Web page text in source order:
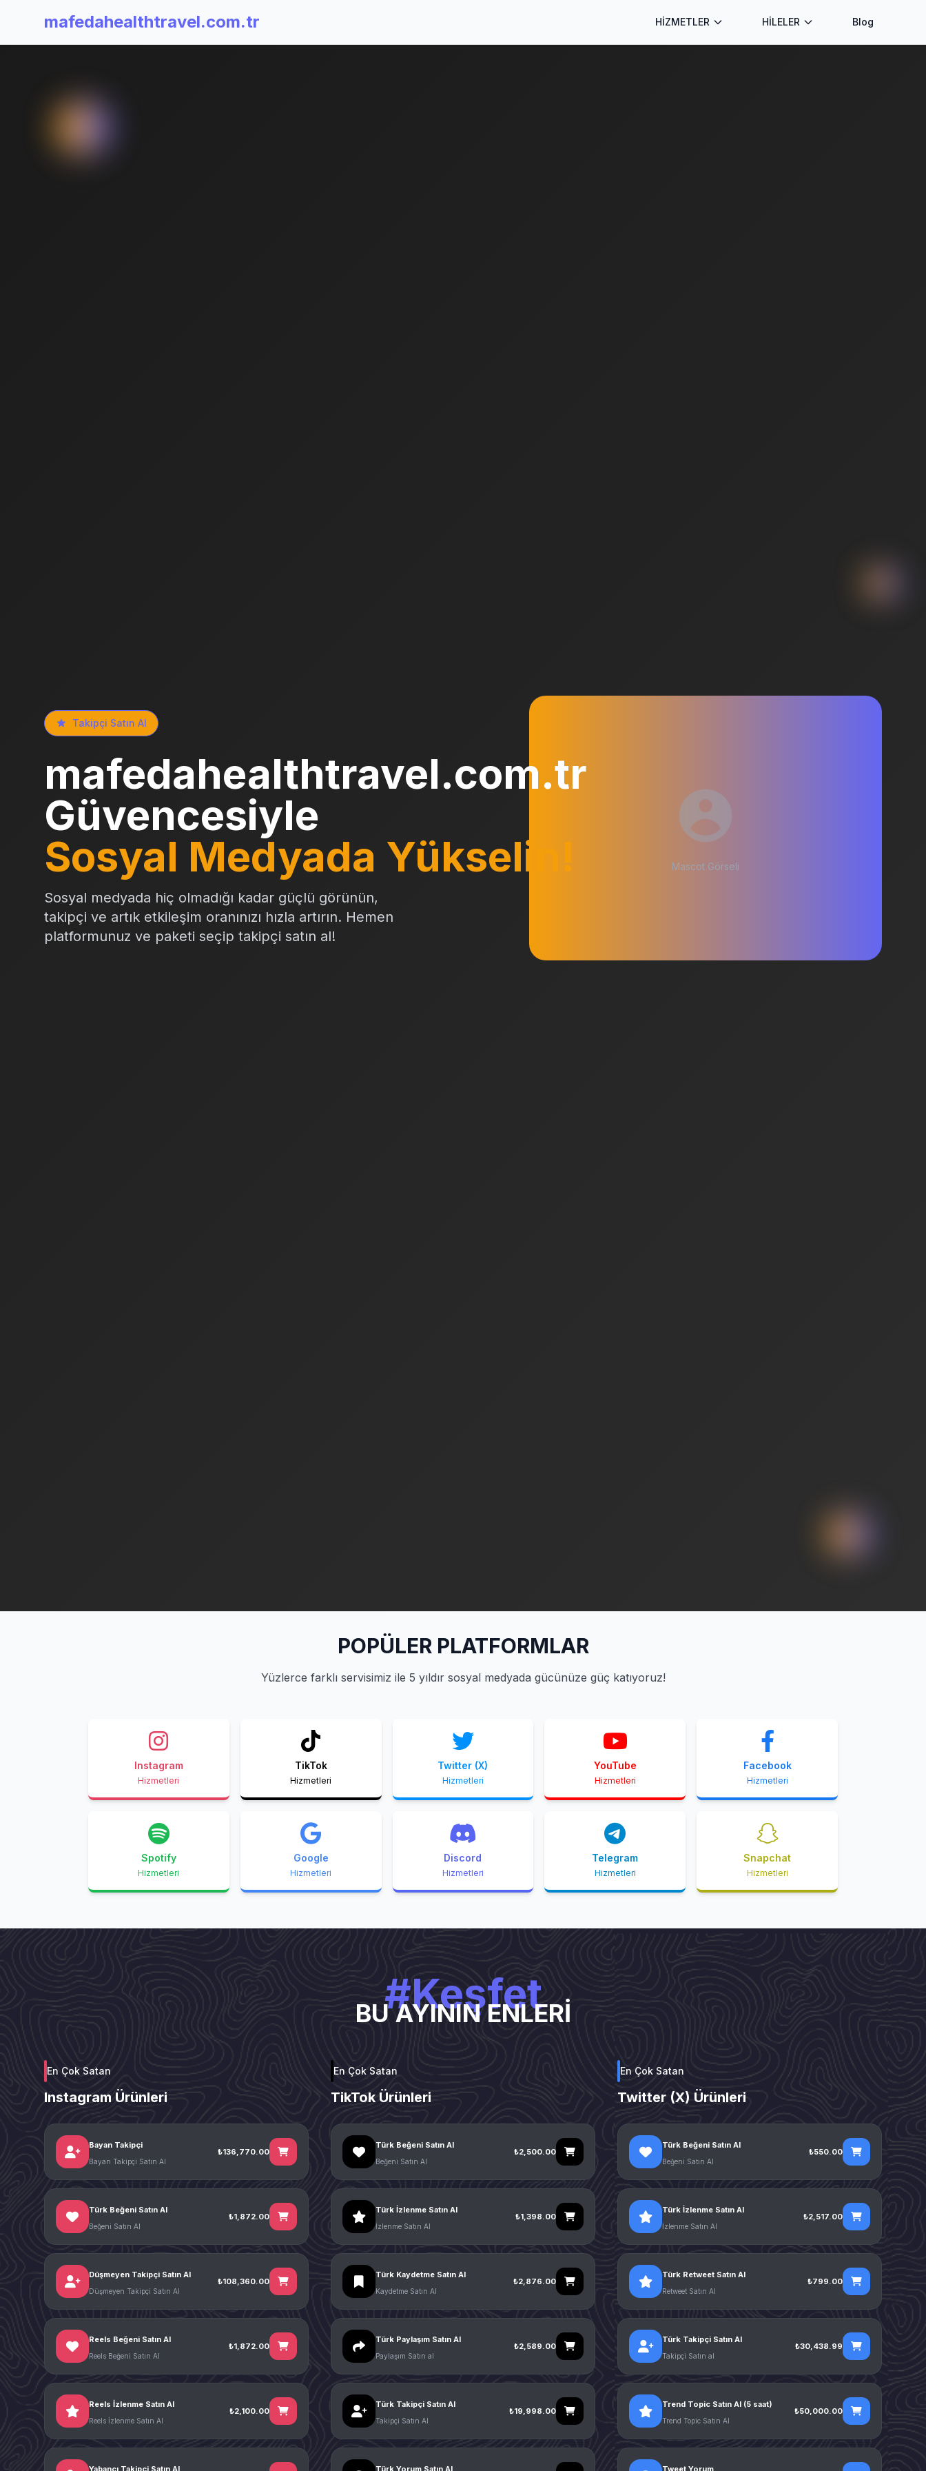
mafedahealthtravel.com.tr HİZMETLER HİLELER Blog
Takipçi Satın Al
mafedahealthtravel.com.tr
Güvencesiyle
Sosyal Medyada Yükselin!
Sosyal medyada hiç olmadığı kadar güçlü görünün,
takipçi ve artık etkileşim oranınızı hızla artırın. Hemen
platformunuz ve paketi seçip takipçi satın al!
Mascot Görseli
POPÜLER PLATFORMLAR
Yüzlerce farklı servisimiz ile 5 yıldır sosyal medyada gücünüze güç katıyoruz!
Instagram
Hizmetleri
TikTok
Hizmetleri
Twitter (X)
Hizmetleri
YouTube
Hizmetleri
Facebook
Hizmetleri
Spotify
Hizmetleri
Google
Hizmetleri
Discord
Hizmetleri
Telegram
Hizmetleri
Snapchat
Hizmetleri
#Keşfet
BU AYININ ENLERİ
En Çok Satan
Instagram Ürünleri
Bayan Takipçi
Bayan Takipçi Satın Al
₺136,770.00
Türk Beğeni Satın Al
Beğeni Satın Al
₺1,872.00
Düşmeyen Takipçi Satın Al
Düşmeyen Takipçi Satın Al
₺108,360.00
Reels Beğeni Satın Al
Reels Beğeni Satın Al
₺1,872.00
Reels İzlenme Satın Al
Reels İzlenme Satın Al
₺2,100.00
En Çok Satan
TikTok Ürünleri
Türk Beğeni Satın Al
Beğeni Satın Al
₺2,500.00
Türk İzlenme Satın Al
İzlenme Satın Al
₺1,398.00
Türk Kaydetme Satın Al
Kaydetme Satın Al
₺2,876.00
Türk Paylaşım Satın Al
Paylaşım Satın al
₺2,589.00
Türk Takipçi Satın Al
Takipçi Satın Al
₺19,998.00
En Çok Satan
Twitter (X) Ürünleri
Türk Beğeni Satın Al
Beğeni Satın Al
₺550.00
Türk İzlenme Satın Al
İzlenme Satın Al
₺2,517.00
Türk Retweet Satın Al
Retweet Satın Al
₺799.00
Türk Takipçi Satın Al
Takipçi Satın al
₺30,438.99
Trend Topic Satın Al (5 saat)
Trend Topic Satın Al
₺50,000.00